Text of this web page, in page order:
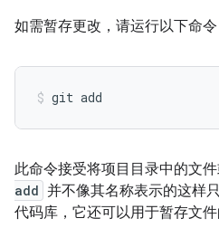
如需暂存更改，请运行以下命令
此命令接受将项目目录中的文件
add 并不像其名称表示的这样
代码库，它还可以用于暂存文件